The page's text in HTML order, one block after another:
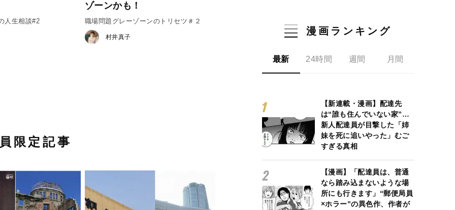
人生相談#2
ゾーンかも！
職場問題グレーゾーンのトリセツ＃２
村井真子
限定記事
漫画ランキング
最新 24時間 週間 月間
【新連載・漫画】配達先
は“誰も住んでいない家”…
新人配達員が目撃した「姉
妹を死に追いやった」むご
すぎる真相
【漫画】「配達員は、普通
なら踏み込まないような場
所にも行きます」“郵便局員
×ホラー”の異色作、作者が